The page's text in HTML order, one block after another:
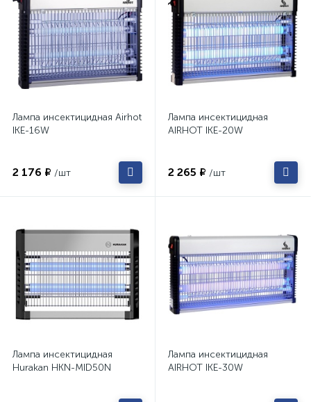
Лампа инсектицидная Airhot
IKE-16W
2 176 ₽ /шт
Лампа инсектицидная
AIRHOT IKE-20W
2 265 ₽ /шт
Лампа инсектицидная
Hurakan HKN-MID50N
Лампа инсектицидная
AIRHOT IKE-30W